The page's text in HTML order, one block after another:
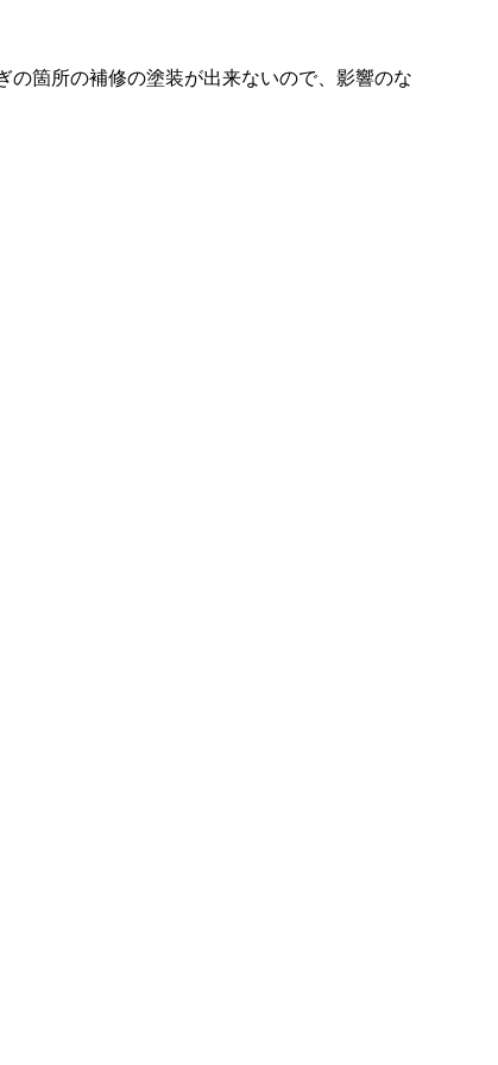
箇所の補修の塗装が出来ないので、影響のな